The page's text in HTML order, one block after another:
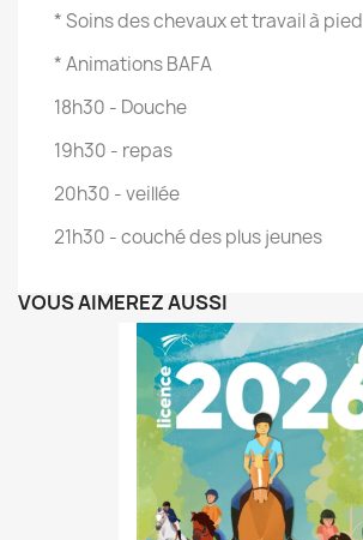
* Soins des chevaux et travail à pied
* Animations BAFA
18h30 - Douche
19h30 - repas
20h30 - veillée
21h30 - couché des plus jeunes
VOUS AIMEREZ AUSSI